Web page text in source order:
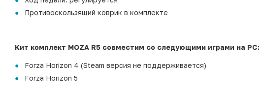
Противоскользящий коврик в комплекте
Кит комплект MOZA R5 совместим со следующими играми на PC:
Forza Horizon 4 (Steam версия не поддерживается)
Forza Horizon 5